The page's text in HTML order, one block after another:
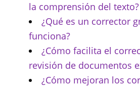
la comprensión del texto?
¿Qué es un corrector
funciona?
¿Cómo facilita el
revisión de documentos
¿Cómo mejoran los